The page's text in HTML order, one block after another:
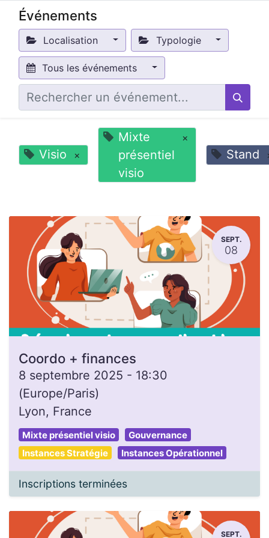
Événements
Localisation Typologie
Tous les événements
Visio ×
Mixte
présentiel
visio
×
Stand
SEPT.
08
Coordo + finances
8 septembre 2025 - 18:30
(Europe/Paris)
Lyon, France
Mixte présentiel visio
Gouvernance
Instances Stratégie
Instances Opérationnel
Inscriptions terminées
SEPT.